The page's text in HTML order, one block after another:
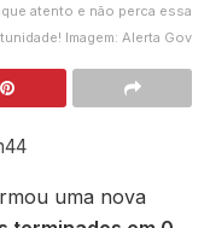
atento e não perca essa
Imagem: Alerta Gov
uma nova